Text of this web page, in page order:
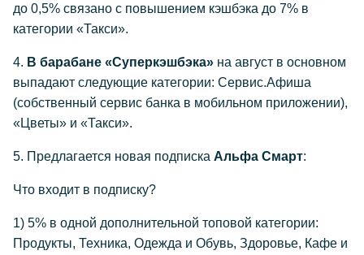
до 0,5% связано с повышением кэшбэка до 7% в
категории «Такси».
4. В барабане «Суперкэшбэка» на август в основном
выпадают следующие категории: Сервис.Афиша
(собственный сервис банка в мобильном приложении),
«Цветы» и «Такси».
5. Предлагается новая подписка Альфа Смарт:
Что входит в подписку?
1) 5% в одной дополнительной топовой категории:
Продукты, Техника, Одежда и Обувь, Здоровье, Кафе и